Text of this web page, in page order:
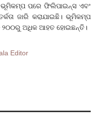
ଭୂମିକମ୍ପ ପରେ ଫିଲିପାଇନ୍ସ ଏବଂ
ଜାରି କରାଯାଇଛି। ଭୂମିକମ୍ପ
୨୦୦ରୁ ଅଧିକ ଆହତ ହୋଇଛନ୍ତି।
Editor